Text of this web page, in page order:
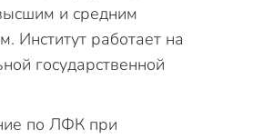
и средним
Институт работает на
государственной
по ЛФК при